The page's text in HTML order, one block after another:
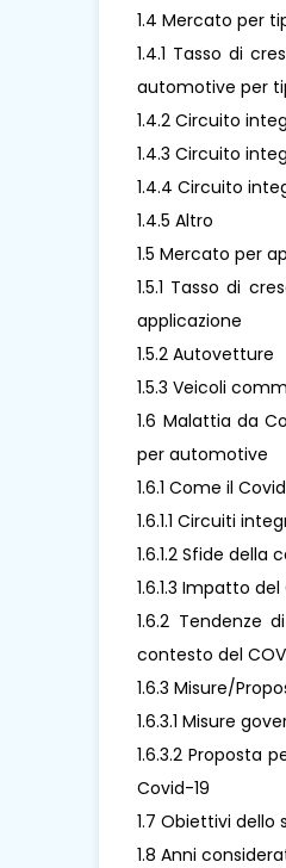
1.4 Mercato per
1.4.1 Tasso di
automotive per
1.4.2 Circuito
1.4.3 Circuito
1.4.4 Circuito
1.4.5 Altro
1.5 Mercato per
1.5.1 Tasso di
applicazione
1.5.2 Autovetture
1.5.3 Veicoli
1.6 Malattia da
per automotive
1.6.1 Come il
1.6.1.1 Circuiti
1.6.1.2 Sfide
1.6.1.3 Impatto
1.6.2
contesto del
1.6.3 Misure/
1.6.3.1 Misure
1.6.3.2
Covid-19
1.7 Obiettivi dello
1.8 Anni